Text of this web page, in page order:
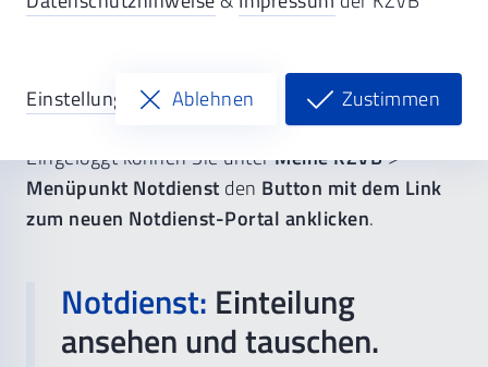
Einstellungen Ablehnen Zustimmen
Login zur Notdiensteinteilung
Die Notdiensteinteilung finden Sie im internen Bereich von
kzvb.de. Bitte notieren Sie sich Ihre Termine und sorgen Sie bei
Verhinderung rechtzeitig für Ersatz!
Eingeloggt können Sie unterMeine KZVB>
Menüpunkt Notdienst den Button mit dem Link
zum neuen Notdienst-Portal anklicken.
Notdienst: Einteilung
ansehen und tauschen.